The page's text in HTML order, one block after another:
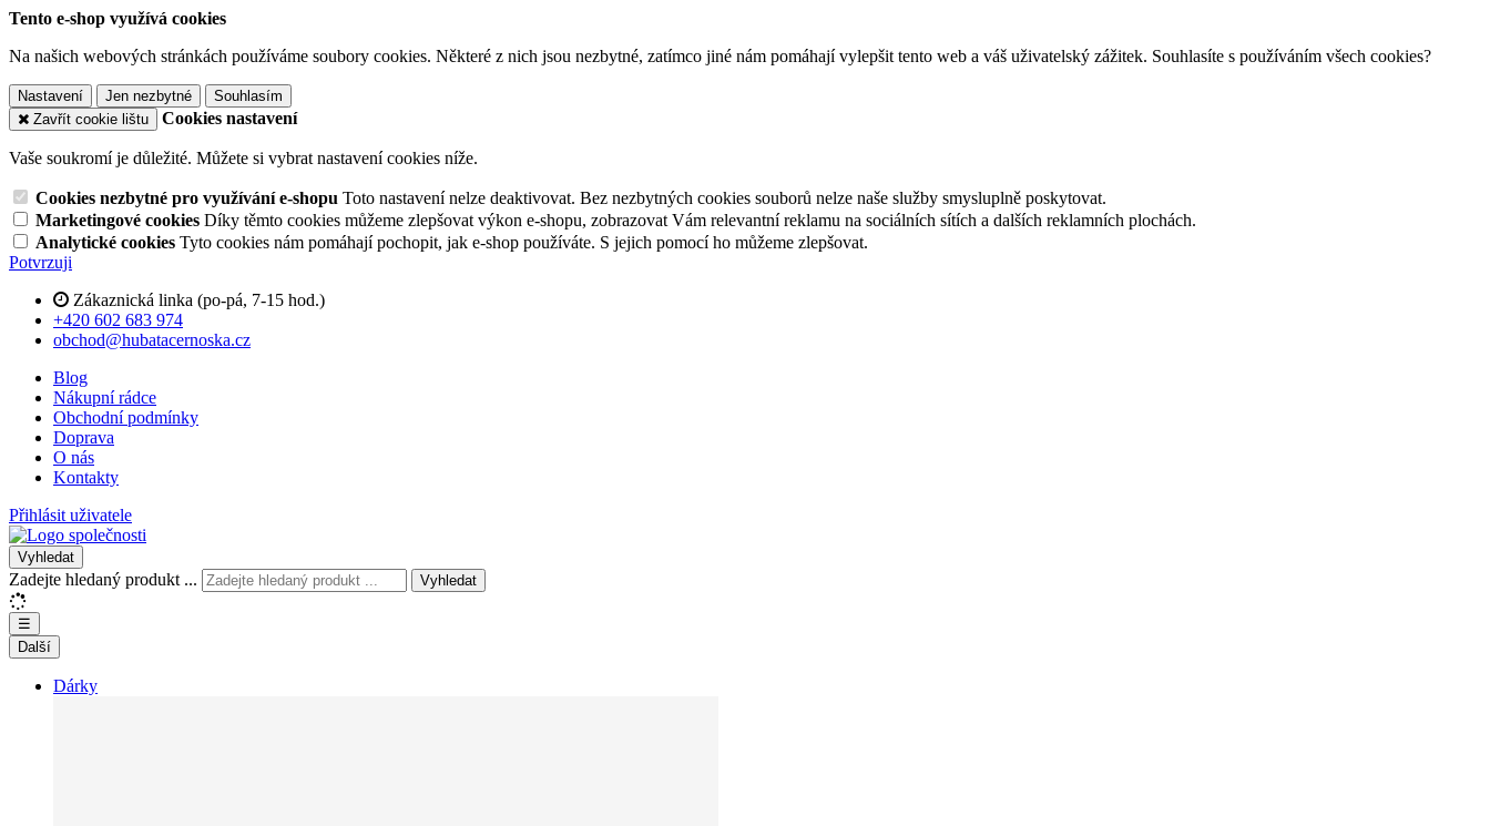
Tento e-shop využívá cookies
Na našich webových stránkách používáme soubory cookies. Některé z nich jsou nezbytné, zatímco jiné nám pomáhají vylepšit tento web a váš uživatelský zážitek. Souhlasíte s používáním všech cookies?
Nastavení Jen nezbytné
Souhlasím
Zavřít cookie lištu
Cookies nastavení
Vaše soukromí je důležité. Můžete si vybrat nastavení cookies níže.
Cookies nezbytné pro využívání e-shopu Toto nastavení nelze deaktivovat. Bez nezbytných cookies souborů nelze naše služby smysluplně poskytovat.
Marketingové cookies Díky těmto cookies můžeme zlepšovat výkon e-shopu, zobrazovat Vám relevantní reklamu na sociálních sítích a dalších reklamních plochách.
Analytické cookies Tyto cookies nám pomáhají pochopit, jak e-shop používáte. S jejich pomocí ho můžeme zlepšovat.
Potvrzuji
Zákaznická linka (po-pá, 7-15 hod.)
+420 602 683 974
obchod@hubatacernoska.cz
Blog
Nákupní rádce
Obchodní podmínky
Doprava
O nás
Kontakty
Přihlásit uživatele
Vyhledat
Zadejte hledaný produkt ... Vyhledat
☰
Další
Dárky